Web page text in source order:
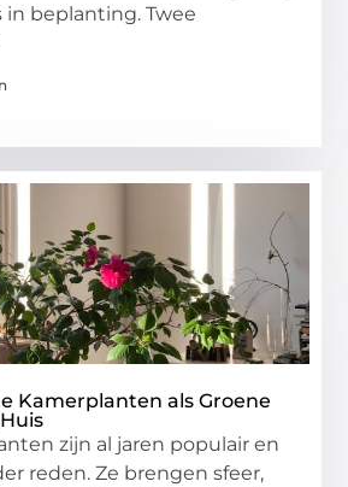
beplanting. Twee
Kamerplanten als Groene
zijn al jaren populair en
reden. Ze brengen sfeer,